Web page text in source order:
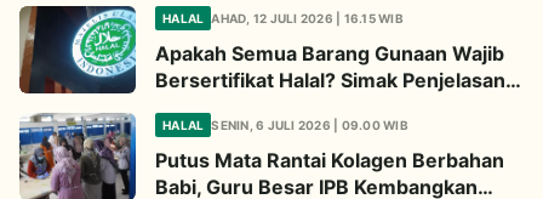
HALAL AHAD, 12 JULI 2026 | 16.15 WIB
Apakah Semua Barang Gunaan Wajib
Bersertifikat Halal? Simak Penjelasan
Ini
HALAL SENIN, 6 JULI 2026 | 09.00 WIB
Putus Mata Rantai Kolagen Berbahan
Babi, Guru Besar IPB Kembangkan